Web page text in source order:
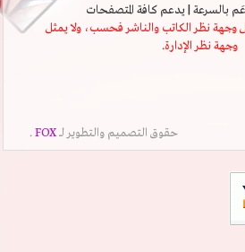
وجهة نظر الكاتب والناشر فحسب، ولا يمثل
وجهة نظر الإدارة.
حقوق التصميم والتطوير لــFOX
.